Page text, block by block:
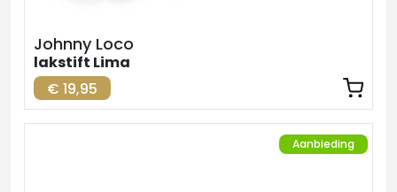
Johnny Loco
lakstift Lima
€ 19,95
Aanbieding